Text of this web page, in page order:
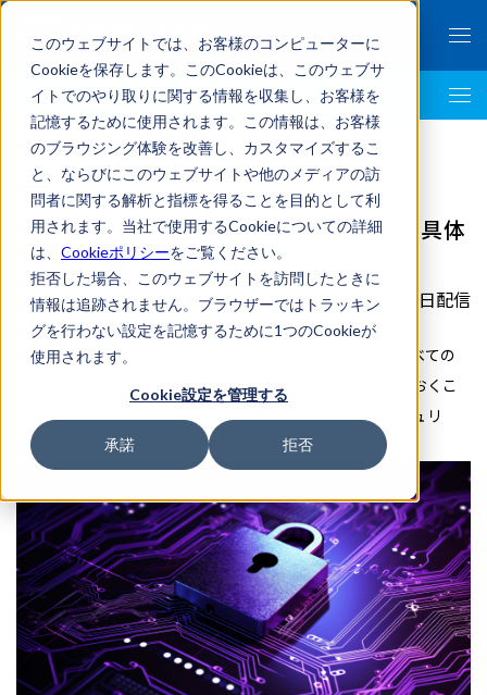
このウェブサイトでは、お客様のコンピューターに
Cookieを保存します。このCookieは、このウェブサ
イトでのやり取りに関する情報を収集し、お客様を
記憶するために使用されます。この情報は、お客様
のブラウジング体験を改善し、カスタマイズするこ
と、ならびにこのウェブサイトや他のメディアの訪
問者に関する解析と指標を得ることを目的として利
用されます。当社で使用するCookieについての詳細
は、 Cookieポリシーをご覧ください。
拒否した場合、このウェブサイトを訪問したときに
情報は追跡されません。ブラウザーではトラッキン
グを行わない設定を記憶するために1つのCookieが
使用されます。
Cookie設定を管理する
承諾 拒否
LegalTech AI Top
企業によるサイバーセキュリティ対策の具体
例は？被害の影響も解説
2023年12月06日配信
不正アクセスやデータ改ざんなどのサイバー犯罪は、すべての
企業が巻き込まれる可能性があり、日頃から対策をしておくこ
とが重要です。この記事では、企業によるサイバーセキュリ
ティ対策の具体例や、被害の影響について解説します。